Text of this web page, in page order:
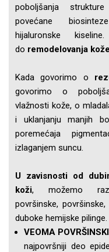
poboljšanja
povećane
hijaluronske
do remodelovanja kože
Kada govorimo o
govorimo o
vlažnosti kože, o
i uklanjanju manjih
poremećaja
izlaganjem suncu.
U zavisnosti od
koži, možemo
površinske,
duboke hemijske pilinge.
VEOMA
najpovršniji deo